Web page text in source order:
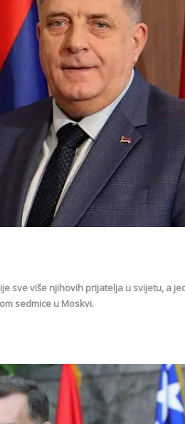
sve više njihovih prijatelja u svijetu, a
sedmice u Moskvi.